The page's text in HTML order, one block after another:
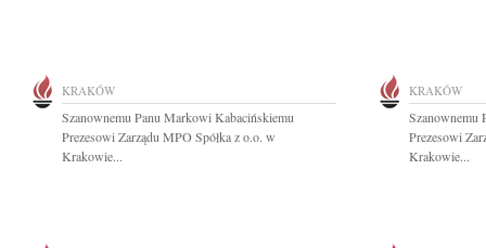
KRAKÓW
Szanownemu Panu Markowi Kabacińskiemu
Prezesowi Zarządu MPO Spółka z o.o. w
Krakowie...
KRAKÓW
Szanownemu
Prezesowi
Krakowie...